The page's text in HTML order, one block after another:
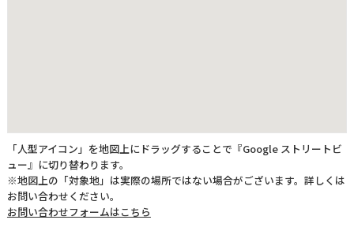
「人型アイコン」を地図上にドラッグすることで『Google ストリートビ
ュー』に切り替わります。
※地図上の「対象地」は実際の場所ではない場合がございます。詳しくは
お問い合わせください。
お問い合わせフォームはこちら